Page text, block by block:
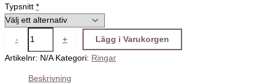
Typsnitt *
- + Lägg i Varukorgen
Artikelnr: N/A Kategori: Ringar
Beskrivning